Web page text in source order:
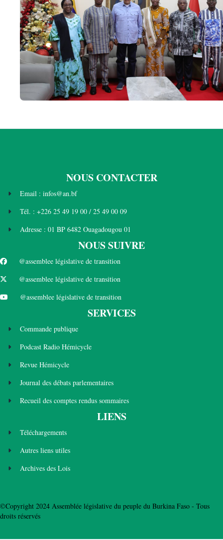
NOUS CONTACTER
Email : infos@an.bf
Tél. : +226 25 49 19 00 / 25 49 00 09
Adresse : 01 BP 6482 Ouagadougou 01
NOUS SUIVRE
@assemblee législative de transition
@assemblee législative de transition
@assemblee législative de transition
SERVICES
Commande publique
Podcast Radio Hémicycle
Revue Hémicycle
Journal des débats parlementaires
Recueil des comptes rendus sommaires
LIENS
Téléchargements
Autres liens utiles
Archives des Lois
©Copyright 2024 Assemblée législative du peuple du Burkina Faso - Tous
droits réservés